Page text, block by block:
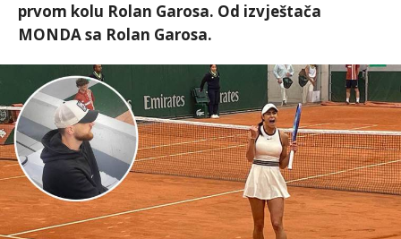
prvom kolu Rolan Garosa. Od izvještača
MONDA sa Rolan Garosa.